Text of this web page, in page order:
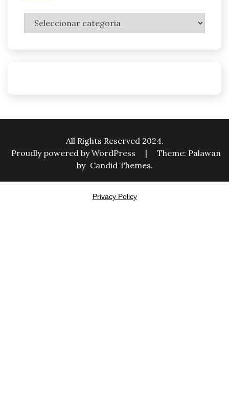
Categorias
All Rights Reserved 2024.
Proudly powered by WordPress
|
Theme: Palawan
by Candid Themes.
Privacy Policy